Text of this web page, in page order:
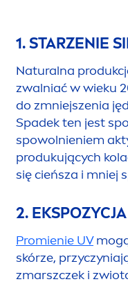
1. STARZENIE
Naturalna
zwalniać w wieku
do zmniejszenia
Spadek ten jest
spowolnieniem
produkujących
się cieńsza i mniej
2.
Promienie UV
skórze,
zmarszczek i